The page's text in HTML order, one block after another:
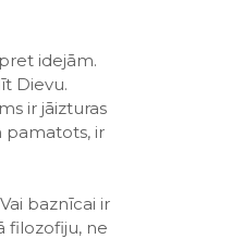
idejām.
Dievu.
ir jāizturas
pamatots, ir
baznīcai ir
filozofiju, ne